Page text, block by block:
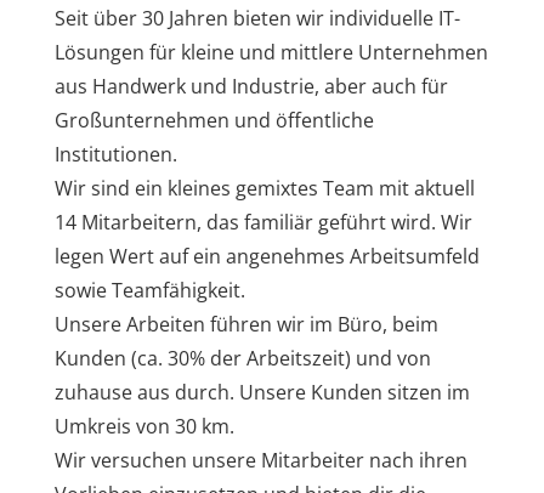
Seit über 30 Jahren bieten wir individuelle IT-
Lösungen für kleine und mittlere Unternehmen
aus Handwerk und Industrie, aber auch für
Großunternehmen und öffentliche
Institutionen.
Wir sind ein kleines gemixtes Team mit aktuell
14 Mitarbeitern, das familiär geführt wird. Wir
legen Wert auf ein angenehmes Arbeitsumfeld
sowie Teamfähigkeit.
Unsere Arbeiten führen wir im Büro, beim
Kunden (ca. 30% der Arbeitszeit) und von
zuhause aus durch. Unsere Kunden sitzen im
Umkreis von 30 km.
Wir versuchen unsere Mitarbeiter nach ihren